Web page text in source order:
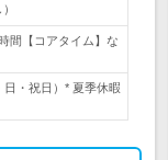
間【コアタイム】な
・祝日）* 夏季休暇